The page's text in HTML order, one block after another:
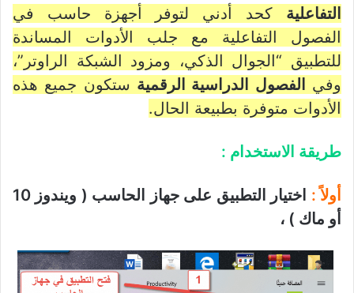
التفاعلية كحد أدني لتوفر أجهزة حاسب في
الفصول التفاعلية مع جلب الأدوات المساندة
للتطبيق “الجوال الذكي، ومزود الشبكة الراوتر”،
وفي
الفصول الدراسية الرقمية ستكون جميع هذه
الأدوات متوفرة بطبيعة الحال.
طريقة الاستخدام :
أولاً :
اختيار التطبيق على جهاز الحاسب ( ويندوز 10
أو ماك ) ،